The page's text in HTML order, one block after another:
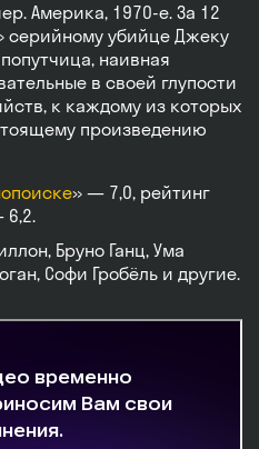
Америка, 1970-е. За 12
серийному убийце Джеку
наивная
в своей глупости
к каждому из которых
произведению
» — 7,0, рейтинг
6,2.
Бруно Ганц, Ума
Софи Гробёль и другие.